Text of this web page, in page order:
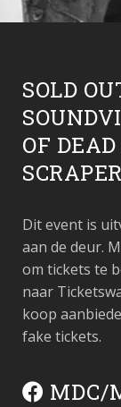
SOLD
OF
SCRAPER
Dit event is
aan de deur.
om tickets te
naar
koop
fake tickets.
MDC/